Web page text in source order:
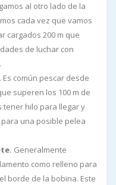
al otro lado de la
cada vez que vamos
cargados 200 m que
de luchar con
. Es común pescar desde
superen los 100 m de
hilo para llegar y
una posible pelea
Generalmente
como relleno para
borde de la bobina. Este